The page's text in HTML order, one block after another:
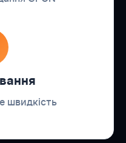
швидкість